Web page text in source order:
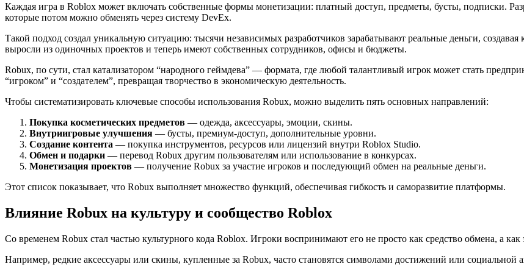
Каждая игра в Roblox может включать собственные формы монетизации: платный доступ, предметы, бусты, подписки.
которые потом можно обменять через систему DevEx.
Такой подход создал уникальную ситуацию: тысячи независимых разработчиков зарабатывают реальные деньги,
выросли из одиночных проектов и теперь имеют собственных сотрудников, офисы и бюджеты.
Robux, по сути, стал катализатором “народного геймдева” — формата, где любой талантливый игрок может стать
“игроком” и “создателем”, превращая творчество в экономическую деятельность.
Чтобы систематизировать ключевые способы использования Robux, можно выделить пять основных направлений:
Покупка косметических предметов — одежда, аксессуары, эмоции, скины.
Внутриигровые улучшения — бусты, премиум-доступ, дополнительные уровни.
Создание контента — покупка инструментов, ресурсов или лицензий внутри Roblox Studio.
Обмен и подарки — перевод Robux другим пользователям или использование в конкурсах.
Монетизация проектов — получение Robux за участие игроков и последующий обмен на реальные деньги.
Этот список показывает, что Robux выполняет множество функций, обеспечивая гибкость и саморазвитие платформы.
Влияние Robux на культуру и сообщество Roblox
Со временем Robux стал частью культурного кода Roblox. Игроки воспринимают его не просто как средство обмена, а как
Например, редкие аксессуары или скины, купленные за Robux, часто становятся символами достижений или социальной